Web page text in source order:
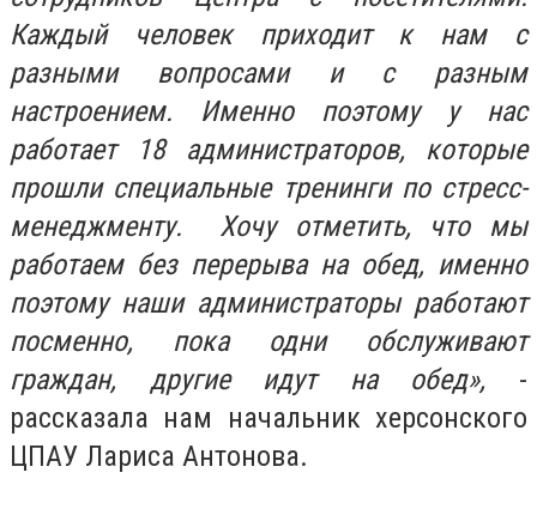
Каждый человек приходит к нам с
разными вопросами и с разным
настроением. Именно поэтому у нас
работает 18 администраторов, которые
прошли специальные тренинги по стресс-
менеджменту. Хочу отметить, что мы
работаем без перерыва на обед, именно
поэтому наши администраторы работают
посменно, пока одни обслуживают
граждан, другие идут на обед», -
рассказала нам начальник херсонского
ЦПАУ Лариса Антонова.